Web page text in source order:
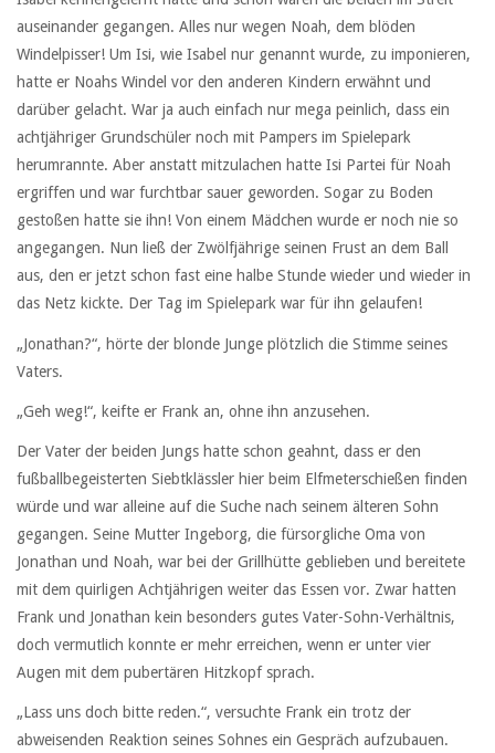
auseinander gegangen. Alles nur wegen Noah, dem blöden
Windelpisser! Um Isi, wie Isabel nur genannt wurde, zu imponieren,
hatte er Noahs Windel vor den anderen Kindern erwähnt und
darüber gelacht. War ja auch einfach nur mega peinlich, dass ein
achtjähriger Grundschüler noch mit Pampers im Spielepark
herumrannte. Aber anstatt mitzulachen hatte Isi Partei für Noah
ergriffen und war furchtbar sauer geworden. Sogar zu Boden
gestoßen hatte sie ihn! Von einem Mädchen wurde er noch nie so
angegangen. Nun ließ der Zwölfjährige seinen Frust an dem Ball
aus, den er jetzt schon fast eine halbe Stunde wieder und wieder in
das Netz kickte. Der Tag im Spielepark war für ihn gelaufen!
„Jonathan?“, hörte der blonde Junge plötzlich die Stimme seines
Vaters.
„Geh weg!“, keifte er Frank an, ohne ihn anzusehen.
Der Vater der beiden Jungs hatte schon geahnt, dass er den
fußballbegeisterten Siebtklässler hier beim Elfmeterschießen finden
würde und war alleine auf die Suche nach seinem älteren Sohn
gegangen. Seine Mutter Ingeborg, die fürsorgliche Oma von
Jonathan und Noah, war bei der Grillhütte geblieben und bereitete
mit dem quirligen Achtjährigen weiter das Essen vor. Zwar hatten
Frank und Jonathan kein besonders gutes Vater-Sohn-Verhältnis,
doch vermutlich konnte er mehr erreichen, wenn er unter vier
Augen mit dem pubertären Hitzkopf sprach.
„Lass uns doch bitte reden.“, versuchte Frank ein trotz der
abweisenden Reaktion seines Sohnes ein Gespräch aufzubauen.